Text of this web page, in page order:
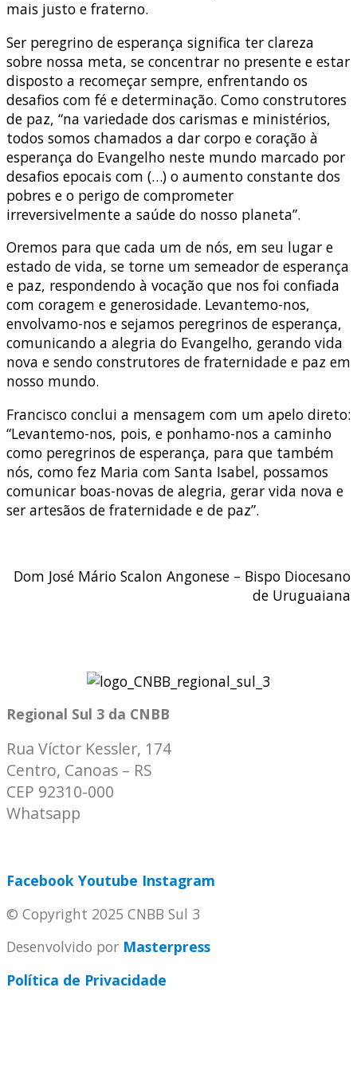
mais justo e fraterno.
Ser peregrino de esperança significa ter clareza
sobre nossa meta, se concentrar no presente e estar
disposto a recomeçar sempre, enfrentando os
desafios com fé e determinação. Como construtores
de paz, “na variedade dos carismas e ministérios,
todos somos chamados a dar corpo e coração à
esperança do Evangelho neste mundo marcado por
desafios epocais com (…) o aumento constante dos
pobres e o perigo de comprometer
irreversivelmente a saúde do nosso planeta”.
Oremos para que cada um de nós, em seu lugar e
estado de vida, se torne um semeador de esperança
e paz, respondendo à vocação que nos foi confiada
com coragem e generosidade. Levantemo-nos,
envolvamo-nos e sejamos peregrinos de esperança,
comunicando a alegria do Evangelho, gerando vida
nova e sendo construtores de fraternidade e paz em
nosso mundo.
Francisco conclui a mensagem com um apelo direto:
“Levantemo-nos, pois, e ponhamo-nos a caminho
como peregrinos de esperança, para que também
nós, como fez Maria com Santa Isabel, possamos
comunicar boas-novas de alegria, gerar vida nova e
ser artesãos de fraternidade e de paz”.
Dom José Mário Scalon Angonese – Bispo Diocesano
de Uruguaiana
Regional Sul 3 da CNBB
Rua Víctor Kessler, 174
Centro, Canoas – RS
CEP 92310-000
Whatsapp
Facebook Youtube Instagram
© Copyright 2025 CNBB Sul 3
Desenvolvido por Masterpress
Política de Privacidade